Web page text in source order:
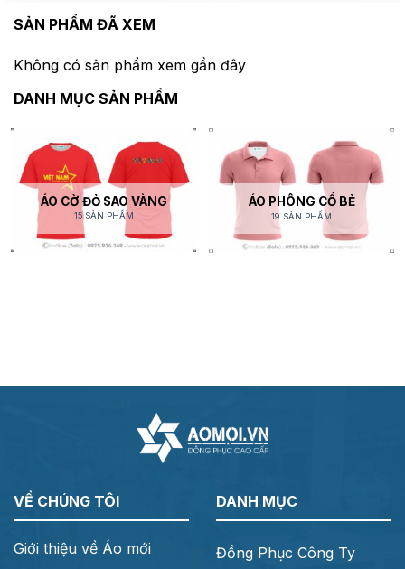
SẢN PHẨM ĐÃ XEM
Không có sản phẩm xem gần đây
DANH MỤC SẢN PHẨM
ÁO CỜ ĐỎ SAO VÀNG
15 SẢN PHẨM
ÁO PHÔNG CỔ BẺ
19 SẢN PHẨM
VỀ CHÚNG TÔI
Giới thiệu về Áo mới
DANH MỤC
Đồng Phục Công Ty